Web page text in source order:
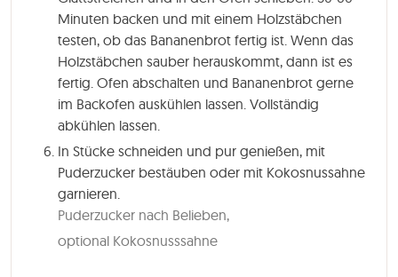
Minuten backen und mit einem Holzstäbchen
testen, ob das Bananenbrot fertig ist. Wenn das
Holzstäbchen sauber herauskommt, dann ist es
fertig. Ofen abschalten und Bananenbrot gerne
im Backofen auskühlen lassen. Vollständig
abkühlen lassen.
In Stücke schneiden und pur genießen, mit
Puderzucker bestäuben oder mit Kokosnussahne
garnieren.
Puderzucker nach Belieben,
optional Kokosnusssahne